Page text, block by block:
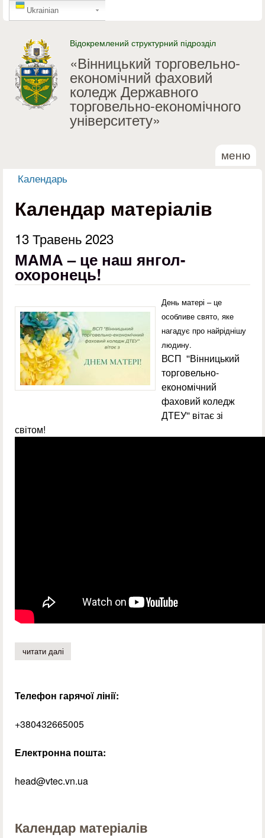
Перейти до основного
GTranslate
Ukrainian
Відокремлений структурний підрозділ
«Вінницький торговельно-
економічний фаховий
коледж Державного
торговельно-економічного
університету»
меню
Ви є тут
Календарь
Календар матеріалів
13 Травень 2023
МАМА – це наш янгол-
охоронець!
День матері – це
особливе свято, яке
нагадує про найріднішу
людину.
ВСП ''Вінницький
торговельно-
економічний
фаховий коледж
ДТЕУ'' вітає зі
світом!
читати далі
Телефон гарячої лінії:
+380432665005
Електронна пошта:
head@vtec.vn.ua
Календар матеріалів